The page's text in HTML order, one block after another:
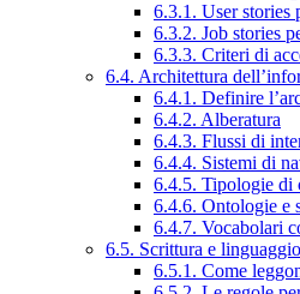
6.3.1. User stories
6.3.2. Job stories
6.3.3. Criteri di
6.4. Architettura
6.4.1. Definire
6.4.2. Alberatura
6.4.3. Flussi di
6.4.4. Sistemi di
6.4.5. Tipologie di
6.4.6. Ontologie e
6.4.7. Vocabolari
6.5. Scrittura e linguaggio
6.5.1. Come